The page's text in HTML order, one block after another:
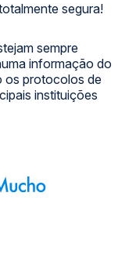
segura!
sempre
informação do
os protocolos de
instituições